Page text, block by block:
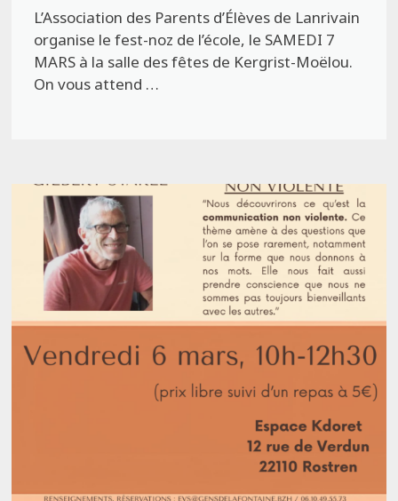
L’Association des Parents d’Élèves de Lanrivain
organise le fest-noz de l’école, le SAMEDI 7
MARS à la salle des fêtes de Kergrist-Moëlou.
On vous attend …